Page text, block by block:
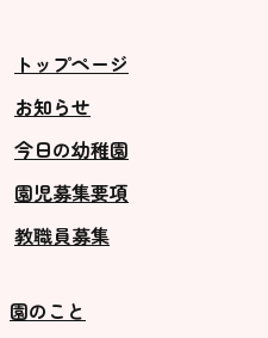
トップページ
お知らせ
今日の幼稚園
園児募集要項
教職員募集
園のこと